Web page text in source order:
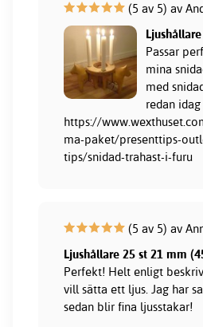
(5 av 5) av
Passar
mina
med
redan
https://
ma-paket/presenttips-
tips/snidad-trahast-i-furu
(5 av 5) av
Ljushållare 25 st 21 mm
Perfekt! Helt enligt
vill sätta ett ljus. Jag har
sedan blir fina ljusstakar!